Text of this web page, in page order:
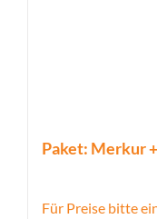
Paket: Merkur
Für Preise bitte